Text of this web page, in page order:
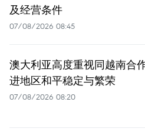
及经营条件
07/08/2026 08:45
澳大利亚高度重视同越南合
进地区和平稳定与繁荣
07/08/2026 08:20